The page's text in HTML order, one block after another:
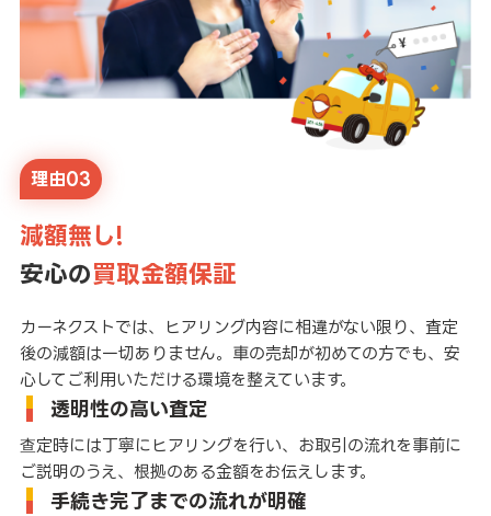
理由03
減額無し!
安心の買取金額保証
カーネクストでは、ヒアリング内容に相違がない限り、査定
後の減額は一切ありません。車の売却が初めての方でも、安
心してご利用いただける環境を整えています。
透明性の高い査定
查定時には丁寧にヒアリングを行い、お取引の流れを事前に
ご説明のうえ、根拠のある金額をお伝えします。
手続き完了までの流れが明確